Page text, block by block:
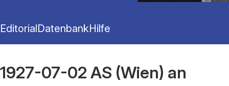
EditorialDatenbankHilfe
1927-07-02 AS (Wien) an